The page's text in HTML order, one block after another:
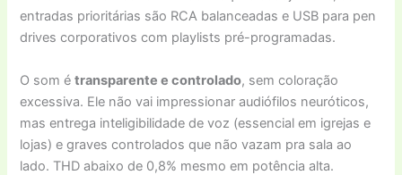
entradas prioritárias são RCA balanceadas e USB para pen
drives corporativos com playlists pré-programadas.
O som étransparente e controlado, sem coloração
excessiva. Ele não vai impressionar audiófilos neuróticos,
mas entrega inteligibilidade de voz (essencial em igrejas e
lojas) e graves controlados que não vazam pra sala ao
lado. THD abaixo de 0,8% mesmo em potência alta.